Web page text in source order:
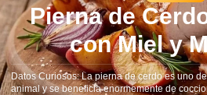
Pierna de
con Miel y
Datos Curiosos: La pierna de cerdo es uno
animal y se beneficia enormemente de